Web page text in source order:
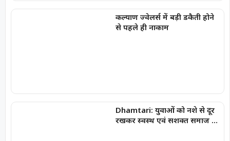
कल्याण ज्वेलर्स में बड़ी डकैती होने
से पहले ही नाकाम
Dhamtari: युवाओं को नशे से दूर
रखकर स्वस्थ एवं सशक्त समाज का